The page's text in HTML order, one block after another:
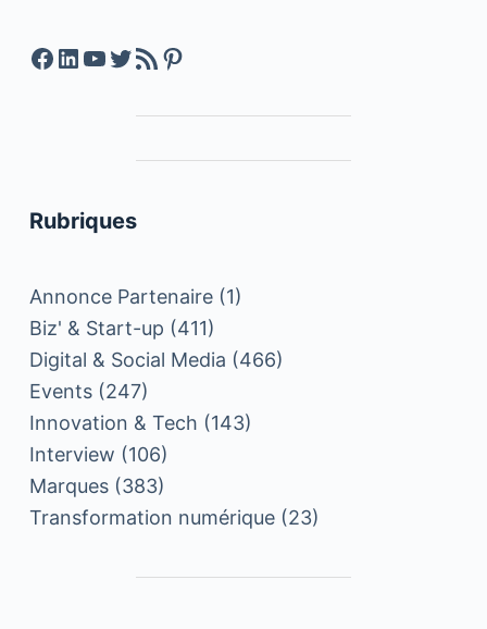
Facebook
LinkedIn
YouTube
Twitter
Feed RSSPinterest
Rubriques
Annonce Partenaire(1)
Biz' & Start-up (411)
Digital & Social Media (466)
Events(247)
Innovation & Tech (143)
Interview (106)
Marques(383)
Transformation numérique(23)